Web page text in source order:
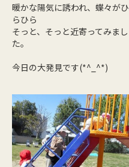
暖かな陽気に誘われ、蝶々がひ
らひら
そっと、そっと近寄ってみまし
た。
今日の大発見です(*^_^*)